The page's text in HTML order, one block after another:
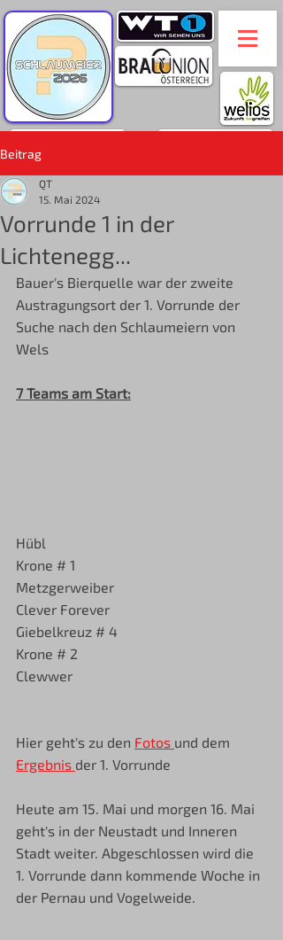
Beitrag
Vorrunde 1 in der
Lichtenegg...
QT
15. Mai 2024
Bauer's Bierquelle war der zweite
Austragungsort der 1. Vorrunde der
Suche nach den Schlaumeiern von
Wels
7 Teams am Start:
Hübl
Krone # 1
Metzgerweiber
Clever Forever
Giebelkreuz # 4
Krone # 2
Clewwer
Hier geht's zu den Fotos und dem
Ergebnis der 1. Vorrunde
Heute am 15. Mai und morgen 16. Mai
geht's in der Neustadt und Inneren
Stadt weiter. Abgeschlossen wird die
1. Vorrunde dann kommende Woche in
der Pernau und Vogelweide.